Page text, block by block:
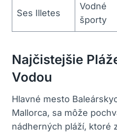
Ses Illetes
Vodné
športy
Najčistejšie
Vodou
Hlavné mesto
Mallorca, sa môže
nádherných pláží, ktoré